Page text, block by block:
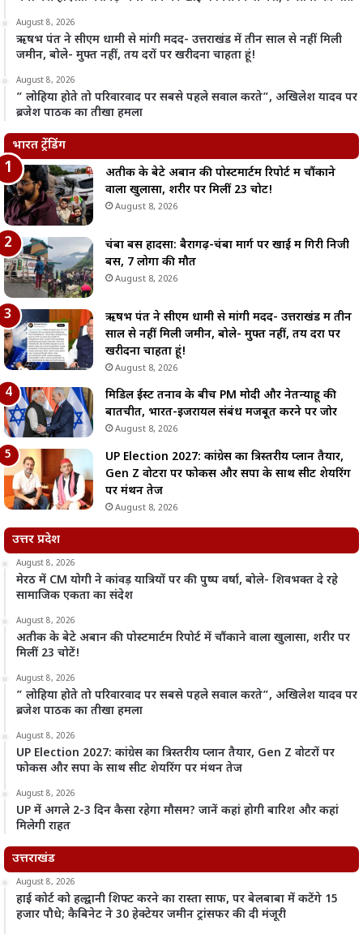
August 8, 2026
ऋषभ पंत ने सीएम धामी से मांगी मदद- उत्तराखंड में तीन साल से नहीं मिली
जमीन, बोले- मुफ्त नहीं, तय दरों पर खरीदना चाहता हूं!
August 8, 2026
” लोहिया होते तो परिवारवाद पर सबसे पहले सवाल करते”, अखिलेश यादव पर
ब्रजेश पाठक का तीखा हमला
भारत ट्रेंडिंग
अतीक के बेटे अबान की पोस्टमार्टम रिपोर्ट में चौंकाने
वाला खुलासा, शरीर पर मिलीं 23 चोटें!
August 8, 2026
चंबा बस हादसा: बैरागढ़-चंबा मार्ग पर खाई में गिरी निजी
बस, 7 लोगों की मौत
August 8, 2026
ऋषभ पंत ने सीएम धामी से मांगी मदद- उत्तराखंड में तीन
साल से नहीं मिली जमीन, बोले- मुफ्त नहीं, तय दरों पर
खरीदना चाहता हूं!
August 8, 2026
मिडिल ईस्ट तनाव के बीच PM मोदी और नेतन्याहू की
बातचीत, भारत-इजरायल संबंध मजबूत करने पर जोर
August 8, 2026
UP Election 2027: कांग्रेस का त्रिस्तरीय प्लान तैयार,
Gen Z वोटरों पर फोकस और सपा के साथ सीट शेयरिंग
पर मंथन तेज
August 8, 2026
उत्तर प्रदेश
August 8, 2026
मेरठ में CM योगी ने कांवड़ यात्रियों पर की पुष्प वर्षा, बोले- शिवभक्त दे रहे
सामाजिक एकता का संदेश
August 8, 2026
अतीक के बेटे अबान की पोस्टमार्टम रिपोर्ट में चौंकाने वाला खुलासा, शरीर पर
मिलीं 23 चोटें!
August 8, 2026
” लोहिया होते तो परिवारवाद पर सबसे पहले सवाल करते”, अखिलेश यादव पर
ब्रजेश पाठक का तीखा हमला
August 8, 2026
UP Election 2027: कांग्रेस का त्रिस्तरीय प्लान तैयार, Gen Z वोटरों पर
फोकस और सपा के साथ सीट शेयरिंग पर मंथन तेज
August 8, 2026
UP में अगले 2-3 दिन कैसा रहेगा मौसम? जानें कहां होगी बारिश और कहां
मिलेगी राहत
उत्तराखंड
August 8, 2026
हाई कोर्ट को हल्द्वानी शिफ्ट करने का रास्ता साफ, पर बेलबाबा में कटेंगे 15
हजार पौधे; कैबिनेट ने 30 हेक्टेयर जमीन ट्रांसफर की दी मंजूरी